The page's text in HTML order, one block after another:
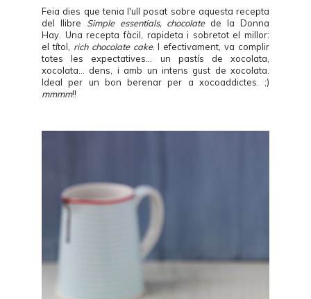
Feia dies que tenia l'ull posat sobre aquesta recepta
del llibre Simple essentials, chocolatede la Donna
Hay. Una recepta fàcil, rapideta i sobretot el millor:
el títol, rich chocolate cake. I efectivament, va complir
totes les expectatives... un pastís de xocolata,
xocolata... dens, i amb un intens gust de xocolata.
Ideal per un bon berenar per a xocoaddictes. ;)
mmmm!!